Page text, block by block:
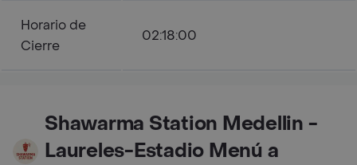
Horario de
Cierre
02:18:00
Shawarma Station Medellin -
Laureles-Estadio Menú a